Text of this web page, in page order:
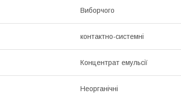
Виборчого
контактно-системні
Концентрат емульсії
Неорганічні